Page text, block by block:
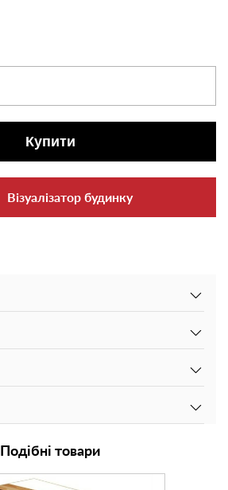
Купити
Візуалізатор будинку
Подібні товари